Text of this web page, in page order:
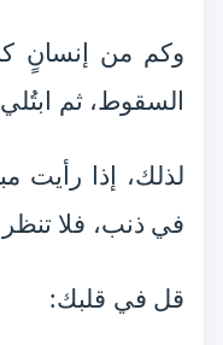
وكم من إنسانٍ
السقوط، ثم
لذلك، إذا رأيت
في ذنب، فلا
قل في قلبك: